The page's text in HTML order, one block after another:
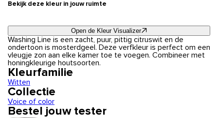
Bekijk deze kleur in jouw ruimte
Open de Kleur Visualizer
Washing Line is een zacht, puur, pittig citruswit en de
ondertoon is mosterdgeel. Deze verfkleur is perfect om een
vleugje zon aan elke kamer toe te voegen. Combineer met
honingkleurige houtsoorten.
Kleurfamilie
Witten
Collectie
Voice of color
Bestel jouw tester